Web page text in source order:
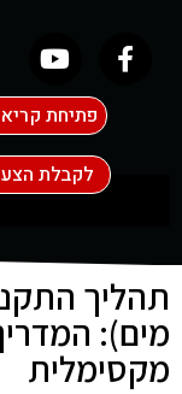
פתיחת
לקבלת
תהליך
מים):
מקסימלית